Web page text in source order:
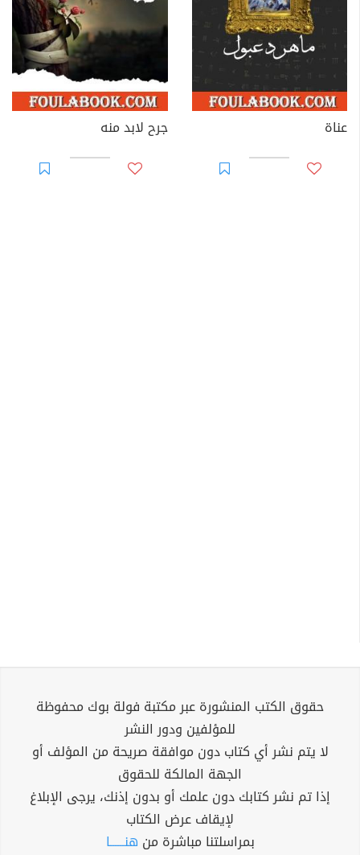
عناة جرح لابد منه
حقوق الكتب المنشورة عبر مكتبة فولة بوك محفوظة
للمؤلفين ودور النشر
لا يتم نشر أي كتاب دون موافقة صريحة من المؤلف أو
الجهة المالكة للحقوق
إذا تم نشر كتابك دون علمك أو بدون إذنك، يرجى الإبلاغ
لإيقاف عرض الكتاب
بمراسلتنا مباشرة من هنــــــا